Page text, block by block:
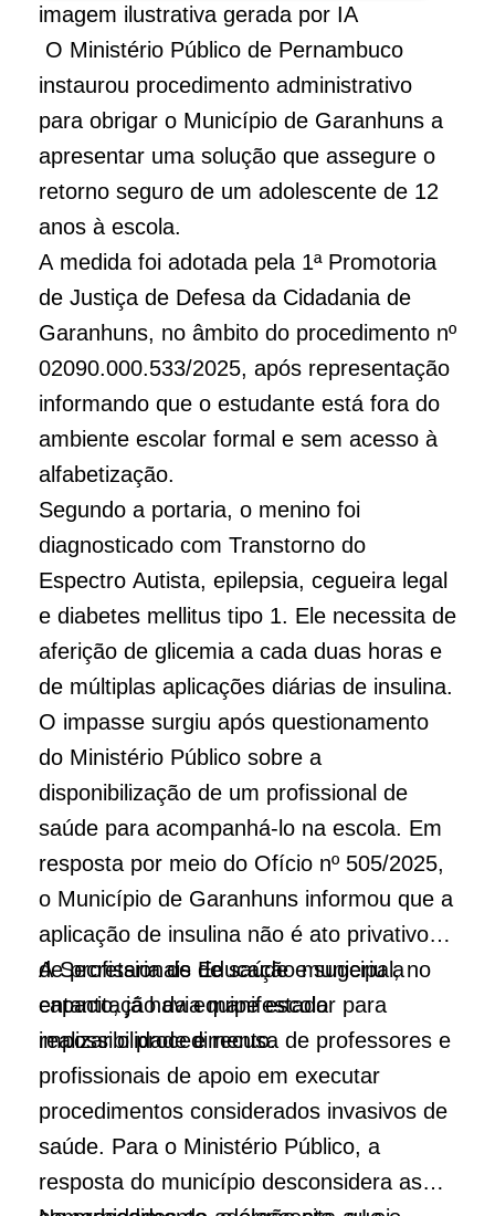
imagem ilustrativa gerada por IA
O Ministério Público de Pernambuco
instaurou procedimento administrativo
para obrigar o Município de Garanhuns a
apresentar uma solução que assegure o
retorno seguro de um adolescente de 12
anos à escola.
A medida foi adotada pela 1ª Promotoria
de Justiça de Defesa da Cidadania de
Garanhuns, no âmbito do procedimento nº
02090.000.533/2025, após representação
informando que o estudante está fora do
ambiente escolar formal e sem acesso à
alfabetização.
Segundo a portaria, o menino foi
diagnosticado com Transtorno do
Espectro Autista, epilepsia, cegueira legal
e diabetes mellitus tipo 1. Ele necessita de
aferição de glicemia a cada duas horas e
de múltiplas aplicações diárias de insulina.
O impasse surgiu após questionamento
do Ministério Público sobre a
disponibilização de um profissional de
saúde para acompanhá-lo na escola. Em
resposta por meio do Ofício nº 505/2025,
o Município de Garanhuns informou que a
aplicação de insulina não é ato privativo
de profissionais de saúde e sugeriu a
capacitação da equipe escolar para
realizar o procedimento.
A Secretaria de Educação municipal, no
entanto, já havia manifestado
impossibilidade e recusa de professores e
profissionais de apoio em executar
procedimentos considerados invasivos de
saúde. Para o Ministério Público, a
resposta do município desconsidera as